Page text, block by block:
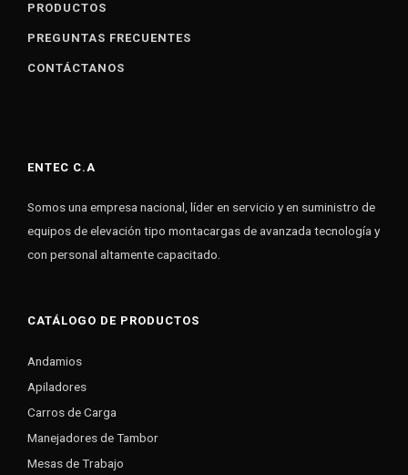
PRODUCTOS
PREGUNTAS FRECUENTES
CONTÁCTANOS
ENTEC C.A
Somos una empresa nacional, líder en servicio y en suministro de
equipos de elevación tipo montacargas de avanzada tecnología y
con personal altamente capacitado.
CATÁLOGO DE PRODUCTOS
Andamios
Apiladores
Carros de Carga
Manejadores de Tambor
Mesas de Trabajo